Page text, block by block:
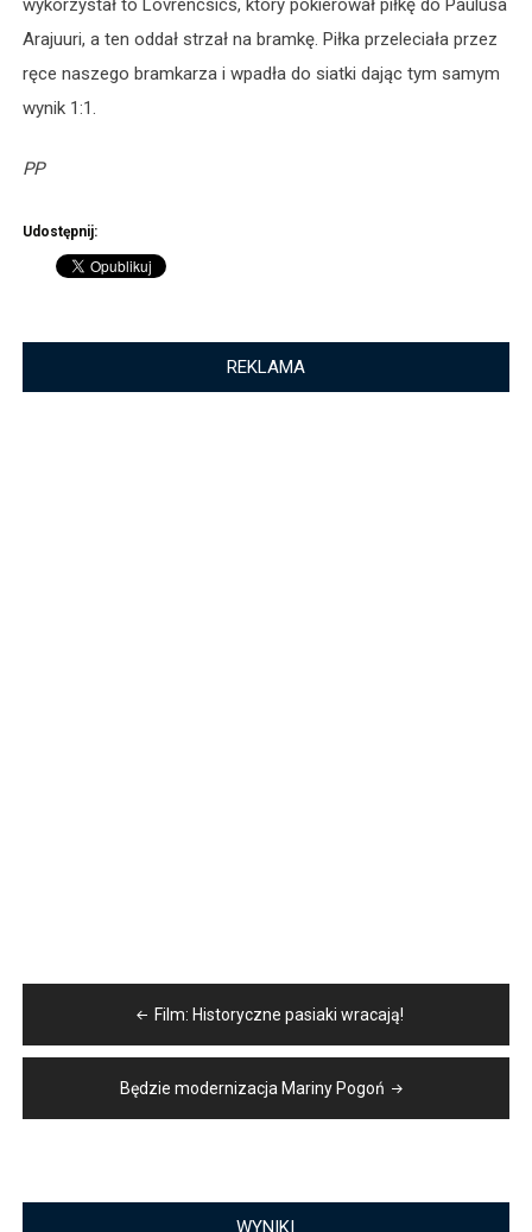
wykorzystał to Lovrencsics, który pokierował piłkę do Paulusa
Arajuuri, a ten oddał strzał na bramkę. Piłka przeleciała przez
ręce naszego bramkarza i wpadła do siatki dając tym samym
wynik 1:1.
PP
Udostępnij:
REKLAMA
Nawigacja
wpisu
Film: Historyczne pasiaki wracają!
Będzie modernizacja Mariny Pogoń
WYNIKI